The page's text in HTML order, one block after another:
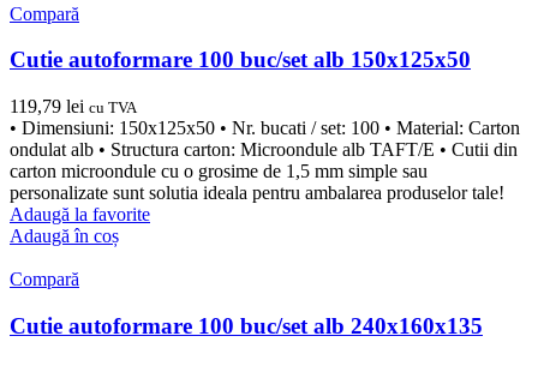
Compară
Cutie autoformare 100 buc/set alb 150x125x50
119,79 lei cu TVA
• Dimensiuni: 150x125x50 • Nr. bucati / set: 100 • Material: Carton
ondulat alb • Structura carton: Microondule alb TAFT/E • Cutii din
carton microondule cu o grosime de 1,5 mm simple sau
personalizate sunt solutia ideala pentru ambalarea produselor tale!
Adaugă la favorite
Adaugă în coș
Compară
Cutie autoformare 100 buc/set alb 240x160x135